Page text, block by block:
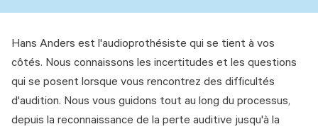
Hans Anders est l'audioprothésiste qui se tient à vos
côtés. Nous connaissons les incertitudes et les questions
qui se posent lorsque vous rencontrez des difficultés
d'audition. Nous vous guidons tout au long du processus,
depuis la reconnaissance de la perte auditive jusqu'à la